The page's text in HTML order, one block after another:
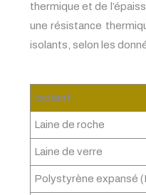
thermique et de
une résistance
isolants, selon les
Isolant
Laine de roche
Laine de verre
Polystyrène expansé